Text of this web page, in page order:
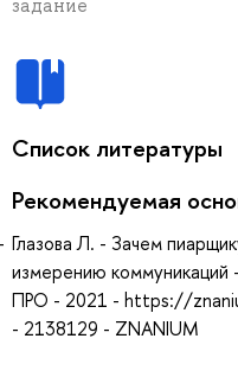
Список литературы
Рекомендуемая
Глазова Л. - Зачем
измерению
ПРО - 2021 - https://
- 2138129 - ZNANIUM